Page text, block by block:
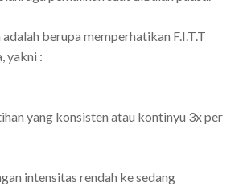
berupa memperhatikan F.I.T.T
yakni :
yang konsisten atau kontinyu 3x per
intensitas rendah ke sedang